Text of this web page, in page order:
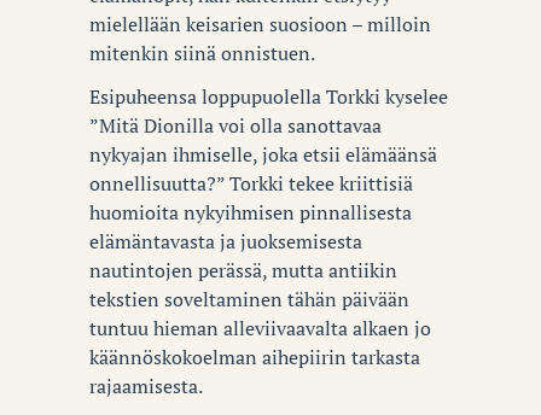
mielellään keisarien suosioon – milloin
mitenkin siinä onnistuen.
Esipuheensa loppupuolella Torkki kyselee
”Mitä Dionilla voi olla sanottavaa
nykyajan ihmiselle, joka etsii elämäänsä
onnellisuutta?” Torkki tekee kriittisiä
huomioita nykyihmisen pinnallisesta
elämäntavasta ja juoksemisesta
nautintojen perässä, mutta antiikin
tekstien soveltaminen tähän päivään
tuntuu hieman alleviivaavalta alkaen jo
käännöskokoelman aihepiirin tarkasta
rajaamisesta.